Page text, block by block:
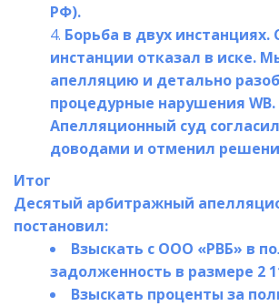
РФ).
Борьба в двух инстанциях.
инстанции отказал в иске.
апелляцию и детально
процедурные нарушения WB.
Апелляционный суд
доводами и отменил
Итог
Десятый арбитражный
постановил:
Взыскать с ООО «РВБ» в
задолженность в размере 2
Взыскать проценты за